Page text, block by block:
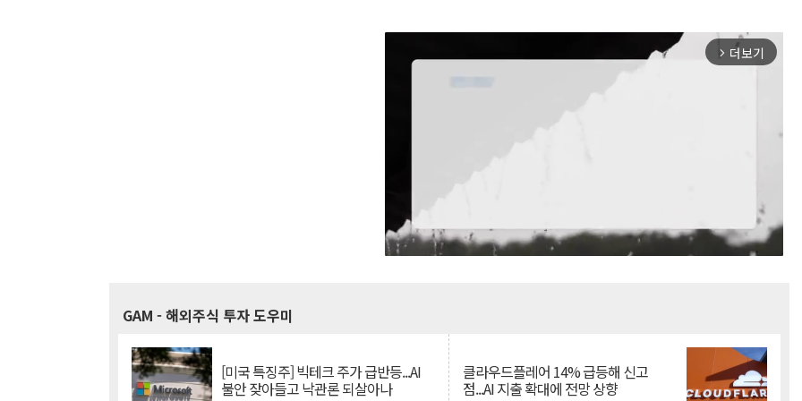
arrow_forward_ios 더보기
GAM - 해외주식 투자 도우미
[미국 특징주] 빅테크 주가 급반등...AI
불안 잦아들고 낙관론 되살아나
클라우드플레어 14% 급등해 신고
점...AI 지출 확대에 전망 상향